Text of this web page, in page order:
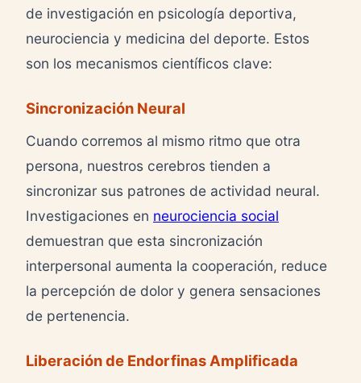
de investigación en psicología deportiva,
neurociencia y medicina del deporte. Estos
son los mecanismos científicos clave:
Sincronización Neural
Cuando corremos al mismo ritmo que otra
persona, nuestros cerebros tienden a
sincronizar sus patrones de actividad neural.
Investigaciones en neurociencia social
demuestran que esta sincronización
interpersonal aumenta la cooperación, reduce
la percepción de dolor y genera sensaciones
de pertenencia.
Liberación de Endorfinas Amplificada